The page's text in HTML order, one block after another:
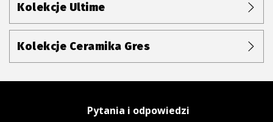
Kolekcje Ultime
Kolekcje Ceramika Gres
Pytania i odpowiedzi